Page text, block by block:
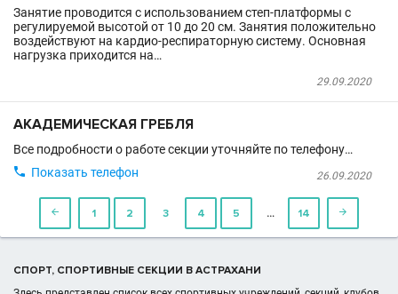
Занятие проводится с использованием степ-платформы с
регулируемой высотой от 10 до 20 см. Занятия положительно
воздействуют на кардио-респираторную систему. Основная
нагрузка приходится на…
29.09.2020
АКАДЕМИЧЕСКАЯ ГРЕБЛЯ
Все подробности о работе секции уточняйте по телефону…
26.09.2020
 Показать телефон
 1 2 3 4 5 … 14 
СПОРТ, СПОРТИВНЫЕ СЕКЦИИ В АСТРАХАНИ